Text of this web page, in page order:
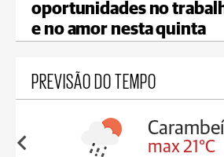
oportunidades no
e no amor nesta quinta
PREVISÃO DO TEMPO
18°C
Carambeí
max 21°C